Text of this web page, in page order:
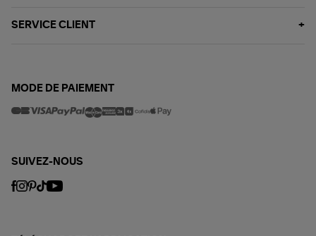
SERVICE CLIENT
MODE DE PAIEMENT
SUIVEZ-NOUS